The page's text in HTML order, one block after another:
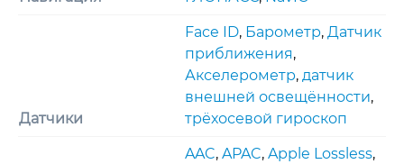
Датчики
Face ID, Барометр, Датчик
приближения,
Акселерометр, датчик
внешней освещённости,
трёхосевой гироскоп
AAC, APAC, Apple Lossless,